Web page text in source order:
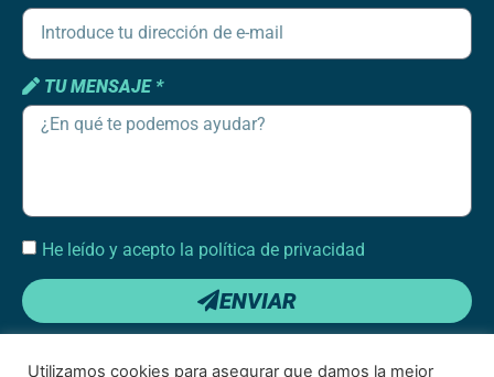
TU MENSAJE *
He leído y acepto la política de privacidad
ENVIAR
Utilizamos cookies para asegurar que damos la mejor